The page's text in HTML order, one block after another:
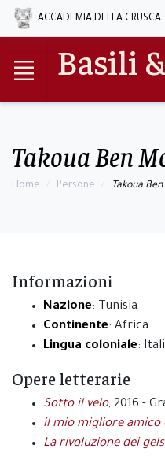
ACCADEMIA DELLA CRUSCA
Basili
Takoua Ben
Home Persone Takoua
Informazioni
Nazione: Tunisia
Continente: Africa
Lingua coloniale:
Opere letterarie
Sotto il velo, 2016 -
il mio migliore amico
La rivoluzione dei